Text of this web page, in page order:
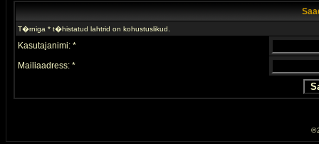
T�rniga * t�histatud lahtrid on kohustuslikud.
Kasutajanimi: *
Mailiaadress: *
©